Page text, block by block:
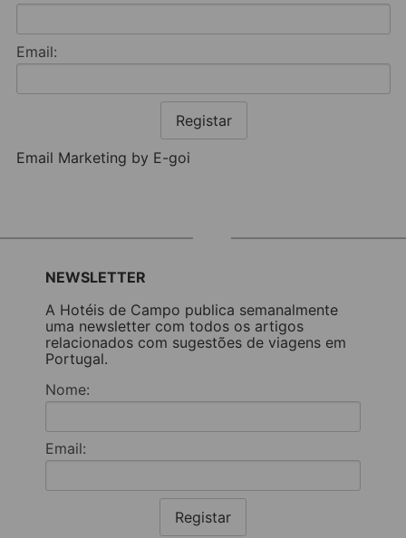
Email:
Registar
Email Marketing by E-goi
NEWSLETTER
A Hotéis de Campo publica semanalmente
uma newsletter com todos os artigos
relacionados com sugestões de viagens em
Portugal.
Nome:
Email:
Registar